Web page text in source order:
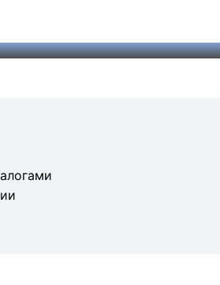
актуален в день покупки.